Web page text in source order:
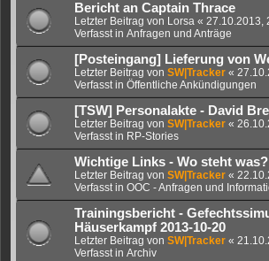
Bericht an Captain Thrace
Letzter Beitrag von Lorsa « 27.10.2013,
Verfasst in Anfragen und Anträge
[Posteingang] Lieferung von
Letzter Beitrag von SW|Tracker «
Verfasst in Öffentliche Ankündigungen
[TSW] Personalakte - David
Letzter Beitrag von SW|Tracker «
Verfasst in RP-Stories
Wichtige Links - Wo steht was?
Letzter Beitrag von SW|Tracker «
Verfasst in OOC - Anfragen und
Trainingsbericht -
Häuserkampf 2013-10-20
Letzter Beitrag von SW|Tracker «
Verfasst in Archiv